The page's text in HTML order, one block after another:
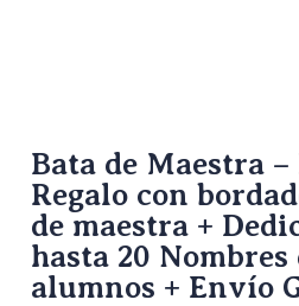
Bata de Maestra –
Regalo con
de maestra +
hasta 20 Nombres
alumnos + Envío